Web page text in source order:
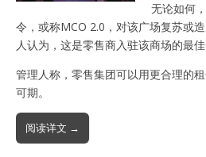
无论如何
令，或称MCO 2.0，对该广场复苏或
人认为，这是零售商入驻该商场的最佳
管理人称，零售集团可以用更合理的
可期。
阅读详文 →